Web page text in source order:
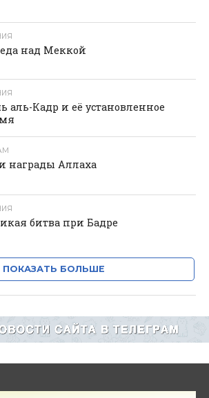
над Меккой
аль-Кадр и её установленное
награды Аллаха
битва при Бадре
ПОКАЗАТЬ БОЛЬШЕ